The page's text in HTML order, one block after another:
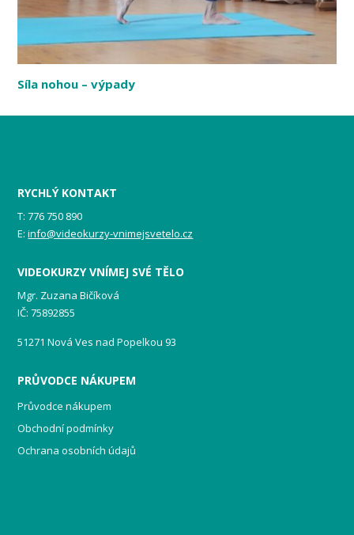
Síla nohou – výpady
RYCHLÝ KONTAKT
T: 776 750 890
E:info@videokurzy-vnimejsvetelo.cz
VIDEOKURZY VNÍMEJ SVÉ TĚLO
Mgr. Zuzana Bičíková
IČ: 75892855
51271 Nová Ves nad Popelkou 93
PRŮVODCE NÁKUPEM
Průvodce nákupem
Obchodní podmínky
Ochrana osobních údajů